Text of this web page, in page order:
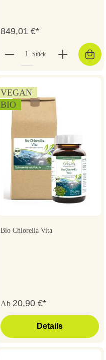
849,01 €*
Stück
VEGAN
BIO
Bio Chlorella Vita
Ab 20,90 €*
Details